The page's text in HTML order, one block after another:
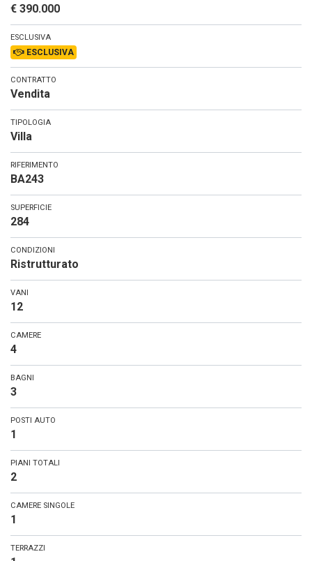
€ 390.000
ESCLUSIVA
ESCLUSIVA
CONTRATTO
Vendita
TIPOLOGIA
Villa
RIFERIMENTO
BA243
SUPERFICIE
284
CONDIZIONI
Ristrutturato
VANI
12
CAMERE
4
BAGNI
3
POSTI AUTO
1
PIANI TOTALI
2
CAMERE SINGOLE
1
TERRAZZI